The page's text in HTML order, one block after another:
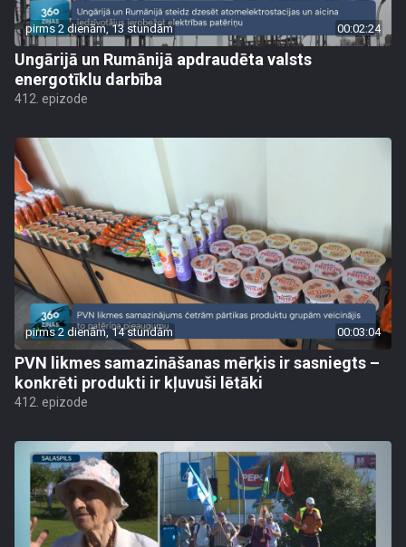
pirms 2 dienām, 13 stundām 00:02:24
Ungārijā un Rumānijā apdraudēta valsts
energotīklu darbība
412. epizode
pirms 2 dienām, 14 stundām 00:03:04
PVN likmes samazināšanas mērķis ir sasniegts –
konkrēti produkti ir kļuvuši lētāki
412. epizode